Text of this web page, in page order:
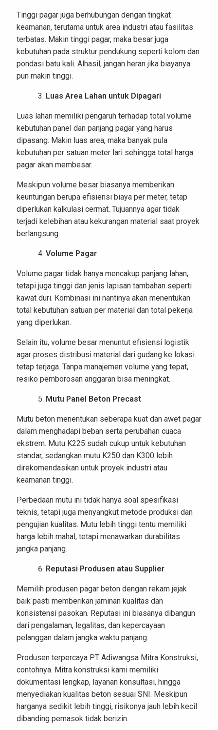
Tinggi pagar juga berhubungan dengan tingkat
keamanan, terutama untuk area industri atau fasilitas
terbatas. Makin tinggi pagar, maka besar juga
kebutuhan pada struktur pendukung seperti kolom dan
pondasi batu kali. Alhasil, jangan heran jika biayanya
pun makin tinggi.
Luas Area Lahan untuk Dipagari
Luas lahan memiliki pengaruh terhadap total volume
kebutuhan panel dan panjang pagar yang harus
dipasang. Makin luas area, maka banyak pula
kebutuhan per satuan meter lari sehingga total harga
pagar akan membesar.
Meskipun volume besar biasanya memberikan
keuntungan berupa efisiensi biaya per meter, tetap
diperlukan kalkulasi cermat. Tujuannya agar tidak
terjadi kelebihan atau kekurangan material saat proyek
berlangsung.
Volume Pagar
Volume pagar tidak hanya mencakup panjang lahan,
tetapi juga tinggi dan jenis lapisan tambahan seperti
kawat duri. Kombinasi ini nantinya akan menentukan
total kebutuhan satuan per material dan total pekerja
yang diperlukan.
Selain itu, volume besar menuntut efisiensi logistik
agar proses distribusi material dari gudang ke lokasi
tetap terjaga. Tanpa manajemen volume yang tepat,
resiko pemborosan anggaran bisa meningkat.
Mutu Panel Beton Precast
Mutu beton menentukan seberapa kuat dan awet pagar
dalam menghadapi beban serta perubahan cuaca
ekstrem. Mutu K225 sudah cukup untuk kebutuhan
standar, sedangkan mutu K250 dan K300 lebih
direkomendasikan untuk proyek industri atau
keamanan tinggi.
Perbedaan mutu ini tidak hanya soal spesifikasi
teknis, tetapi juga menyangkut metode produksi dan
pengujian kualitas. Mutu lebih tinggi tentu memiliki
harga lebih mahal, tetapi menawarkan durabilitas
jangka panjang.
Reputasi Produsen atau Supplier
Memilih produsen pagar beton dengan rekam jejak
baik pasti memberikan jaminan kualitas dan
konsistensi pasokan. Reputasi ini biasanya dibangun
dari pengalaman, legalitas, dan kepercayaan
pelanggan dalam jangka waktu panjang.
Produsen terpercaya PT Adiwangsa Mitra Konstruksi,
contohnya. Mitra konstruksi kami memiliki
dokumentasi lengkap, layanan konsultasi, hingga
menyediakan kualitas beton sesuai SNI. Meskipun
harganya sedikit lebih tinggi, risikonya jauh lebih kecil
dibanding pemasok tidak berizin.